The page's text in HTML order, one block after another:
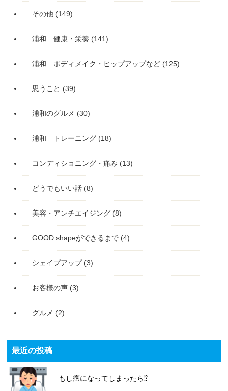
その他 (149)
浦和 健康・栄養 (141)
浦和 ボディメイク・ヒップアップなど (125)
思うこと (39)
浦和のグルメ (30)
浦和 トレーニング (18)
コンディショニング・痛み (13)
どうでもいい話 (8)
美容・アンチエイジング (8)
GOOD shapeができるまで (4)
シェイプアップ(3)
お客様の声 (3)
グルメ (2)
最近の投稿
もし癌になってしまったら⁉️